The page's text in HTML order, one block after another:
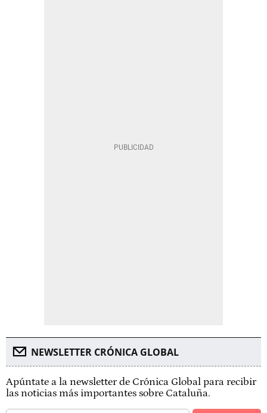
NEWSLETTER CRÓNICA GLOBAL
Apúntate a la newsletter de Crónica Global para recibir
las noticias más importantes sobre Cataluña.